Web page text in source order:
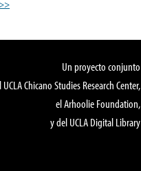
Un proyecto conjunto
UCLA Chicano Studies Research Center,
el Arhoolie Foundation,
y del UCLA Digital Library